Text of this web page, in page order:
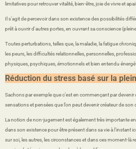
limitatives pour retrouver vitalité, bien-être, joie de vivre et
Il s’agit de percevoir dans son existence des possibilités
prêt à ouvrir d'autres portes, en ouvrant sa conscience
Toutes perturbations, telles que, la maladie, la fatigue
les peurs, les difficultés relationnelles, personnelles,
physiques, psychiques, émotionnels et bien entendu
Réduction du stress basé sur la
Sachons par exemple que c’est en commençant par
sensations et pensées que l’on peut devenir créateur de son
La notion de non-jugement est également très importante
dans son existence pour être présent dans sa vie à l’instant
sur soi, les autres, les circonstances et dans ces moment-là